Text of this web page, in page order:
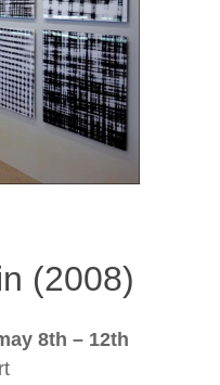
(2008)
8th – 12th